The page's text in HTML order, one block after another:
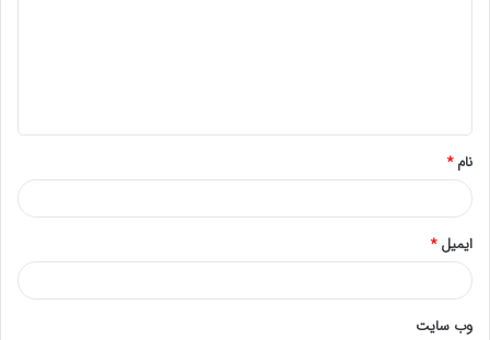
*
نام*
ایمیل*
وب‌ سایت